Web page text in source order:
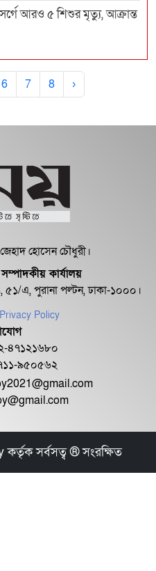
আরও ৫ শিশুর মৃত্যু, আক্রান্ত
আরও ৪ শিশুর মৃত্যু, আক্রান্ত
হাম উপসর্গে আরও ৩ মৃত্যু,
হামে আক্রান্ত ১ লাখ
৬৬৬...
নিয়ে আরও ৮ শিশুর মৃত্যু
বন্ধ হোক আমরা চাই না,
6 7 8 ›
হোসেন চৌধুরী।
কার্যালয়
৫১/এ, পুরানা পল্টন, ঢাকা-১০০০।
| Privacy Policy
৪৭১২১৬৮০
৯৫০৫৬২
সর্বসত্ব ® সংরক্ষিত